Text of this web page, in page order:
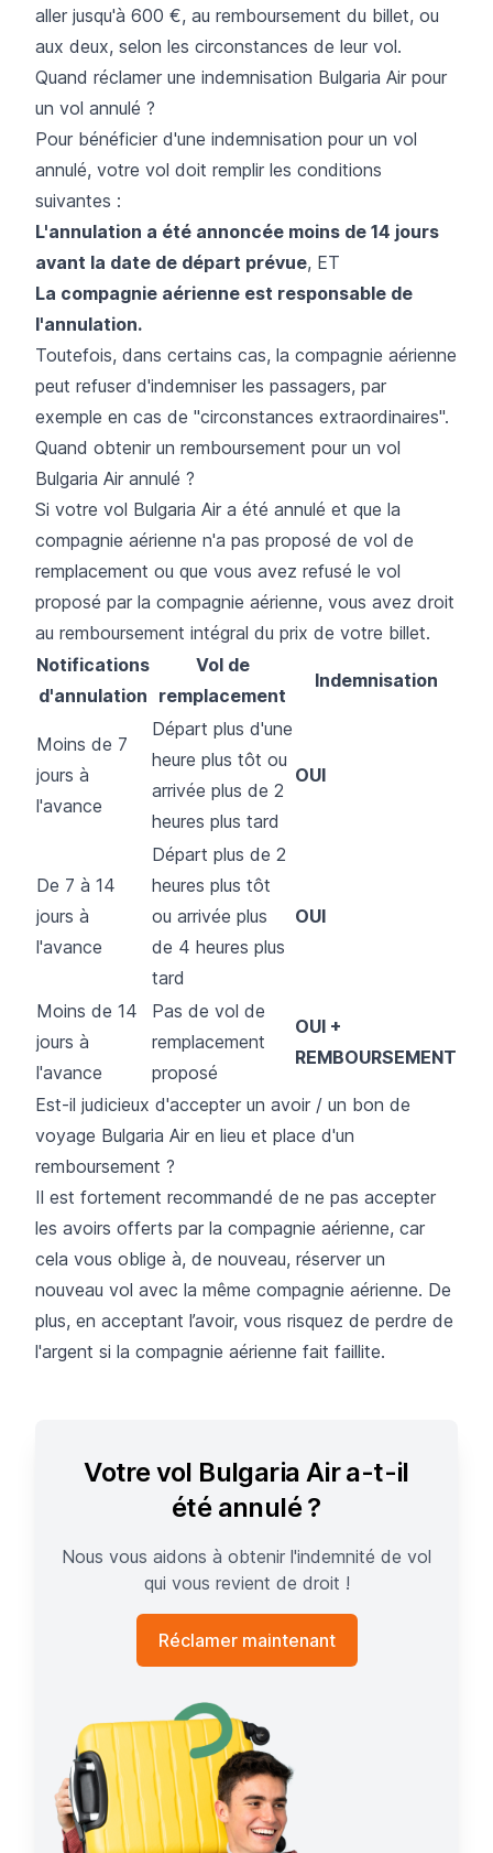
aller jusqu'à 600 €, au remboursement du billet, ou
aux deux, selon les circonstances de leur vol.
Quand réclamer une indemnisation Bulgaria Air pour
un vol annulé ?
Pour bénéficier d'une indemnisation pour un vol
annulé, votre vol doit remplir les conditions
suivantes :
L'annulation a été annoncée moins de 14 jours
avant la date de départ prévue, ET
La compagnie aérienne est responsable de
l'annulation.
Toutefois, dans certains cas, la compagnie aérienne
peut refuser d'indemniser les passagers, par
exemple en cas de "circonstances extraordinaires".
Quand obtenir un remboursement pour un vol
Bulgaria Air annulé ?
Si votre vol Bulgaria Air a été annulé et que la
compagnie aérienne n'a pas proposé de vol de
remplacement ou que vous avez refusé le vol
proposé par la compagnie aérienne, vous avez droit
au remboursement intégral du prix de votre billet.
Notifications
d'annulation
Vol de
remplacement
Indemnisation
Moins de 7
jours à
l'avance
Départ plus d'une
heure plus tôt ou
arrivée plus de 2
heures plus tard
OUI
De 7 à 14
jours à
l'avance
Départ plus de 2
heures plus tôt
ou arrivée plus
de 4 heures plus
tard
OUI
Moins de 14
jours à
l'avance
Pas de vol de
remplacement
proposé
OUI +
REMBOURSEMENT
Est-il judicieux d'accepter un avoir / un bon de
voyage Bulgaria Air en lieu et place d'un
remboursement ?
Il est fortement recommandé de ne pas accepter
les avoirs offerts par la compagnie aérienne, car
cela vous oblige à, de nouveau, réserver un
nouveau vol avec la même compagnie aérienne. De
plus, en acceptant l’avoir, vous risquez de perdre de
l'argent si la compagnie aérienne fait faillite.
Votre vol Bulgaria Air a-t-il
été annulé ?
Nous vous aidons à obtenir l'indemnité de vol
qui vous revient de droit !
Réclamer maintenant